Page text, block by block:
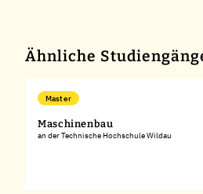
Ähnliche
Master
Maschinenbau
an der Technische Hochschule Wildau